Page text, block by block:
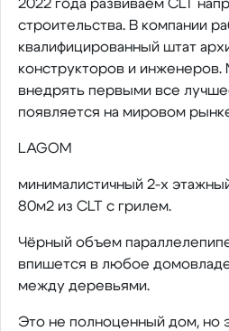
2022 года развиваем CLT
строительства. В компании
квалифицированный штат
конструкторов и
внедрять первыми все
появляется на мировом
LAGOM
минималистичный 2-х
80м2 из CLT с грилем.
Чёрный объем
впишется в любое
между деревьями.
Это не полноценный дом, но